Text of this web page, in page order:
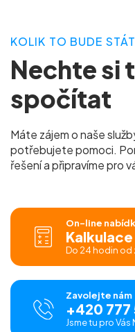
KOLIK TO BUDE
Nechte si
spočítat
Máte zájem o naše
potřebujete pomoci.
řešení a připravíme pro
On-line
Do 24 hodin od
Zavolejte nám
+420
Jsme tu pro Vás